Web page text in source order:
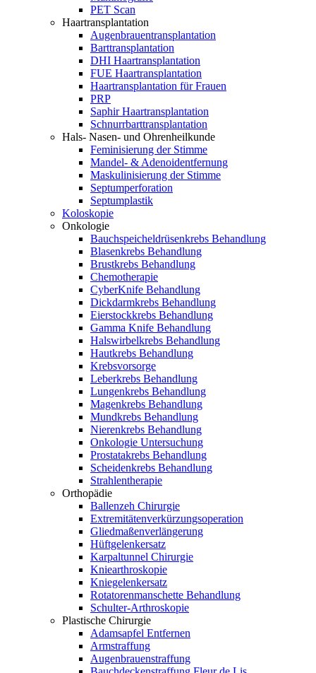
PET Scan
Haartransplantation
Augenbrauentransplantation
Barttransplantation
DHI Haartransplantation
FUE Haartransplantation
Haartransplantation für Frauen
PRP
Saphir Haartransplantation
Schnurrbarttransplantation
Hals- Nasen- und Ohrenheilkunde
Feminisierung der Stimme
Mandel- & Adenoidentfernung
Maskulinisierung der Stimme
Septumperforation
Septumplastik
Koloskopie
Onkologie
Bauchspeicheldrüsenkrebs Behandlung
Blasenkrebs Behandlung
Brustkrebs Behandlung
Chemotherapie
CyberKnife Behandlung
Dickdarmkrebs Behandlung
Eierstockkrebs Behandlung
Gamma Knife Behandlung
Halswirbelkrebs Behandlung
Hautkrebs Behandlung
Krebsvorsorge
Leberkrebs Behandlung
Lungenkrebs Behandlung
Magenkrebs Behandlung
Mundkrebs Behandlung
Nierenkrebs Behandlung
Onkologie Untersuchung
Prostatakrebs Behandlung
Scheidenkrebs Behandlung
Strahlentherapie
Orthopädie
Ballenzeh Chirurgie
Extremitätenverkürzungsoperation
Gliedmaßenverlängerung
Hüftgelenkersatz
Karpaltunnel Chirurgie
Kniearthroskopie
Kniegelenkersatz
Rotatorenmanschette Behandlung
Schulter-Arthroskopie
Plastische Chirurgie
Adamsapfel Entfernen
Armstraffung
Augenbrauenstraffung